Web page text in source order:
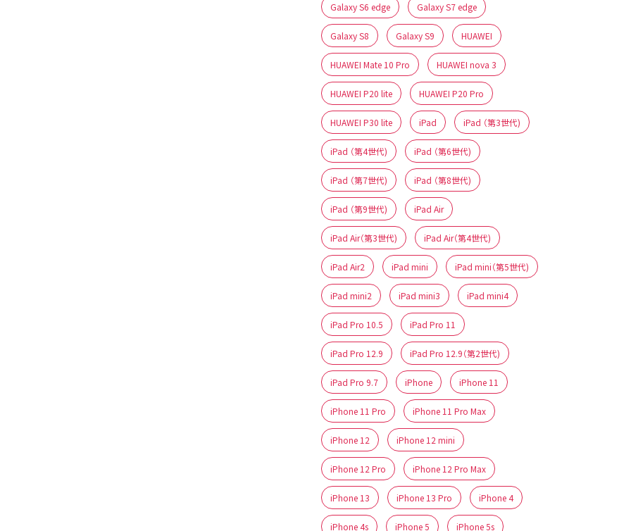
Galaxy S6 edge Galaxy S7 edge
Galaxy S8 Galaxy S9 HUAWEI
HUAWEI Mate 10 Pro HUAWEI nova 3
HUAWEI P20 lite HUAWEI P20 Pro
HUAWEI P30 lite iPad iPad （第3世代)
iPad （第4世代) iPad （第6世代)
iPad （第7世代) iPad （第8世代)
iPad （第9世代) iPad Air
iPad Air（第3世代) iPad Air（第4世代)
iPad Air2 iPad mini iPad mini（第5世代)
iPad mini2 iPad mini3 iPad mini4
iPad Pro 10.5 iPad Pro 11
iPad Pro 12.9 iPad Pro 12.9（第2世代)
iPad Pro 9.7 iPhone iPhone 11
iPhone 11 Pro iPhone 11 Pro Max
iPhone 12 iPhone 12 mini
iPhone 12 Pro iPhone 12 Pro Max
iPhone 13 iPhone 13 Pro iPhone 4
iPhone 4s iPhone 5 iPhone 5s